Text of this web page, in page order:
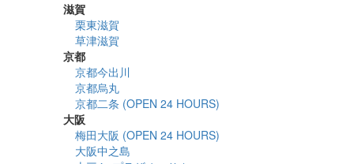
滋賀
栗東滋賀
草津滋賀
京都
京都今出川
京都烏丸
京都二条 (OPEN 24 HOURS)
大阪
梅田大阪 (OPEN 24 HOURS)
大阪中之島